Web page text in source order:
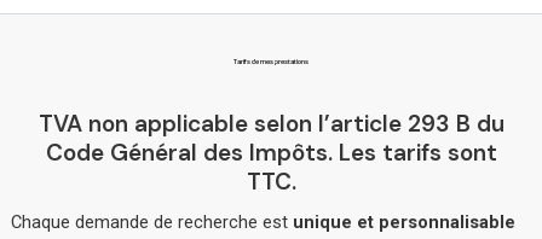
Tarifs de mes prestations
TVA non applicable selon l’article 293 B du
Code Général des Impôts. Les tarifs sont
TTC.
Chaque demande de recherche est unique et personnalisable